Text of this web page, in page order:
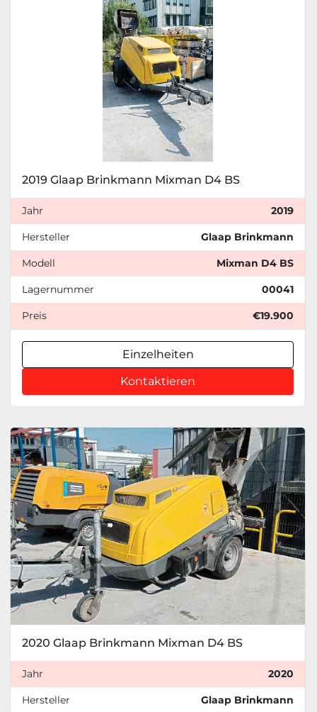
2019 Glaap Brinkmann Mixman D4 BS
Jahr 2019
Hersteller Glaap Brinkmann
Modell Mixman D4 BS
Lagernummer 00041
Preis €19.900
Einzelheiten
Kontaktieren
2020 Glaap Brinkmann Mixman D4 BS
Jahr 2020
Hersteller Glaap Brinkmann